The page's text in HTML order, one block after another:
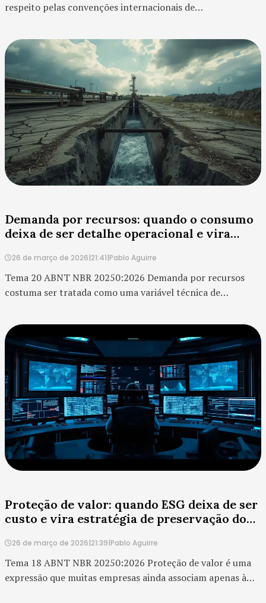
respeito pelas convenções internacionais de
como itens formais de compliance. A organização verifica
se está dentro da lei, revisa políticas internas, atualiza
contratos e registra treinamentos. Isso é importante, mas
não suficiente. No contexto do ESG, esse...
Demanda por recursos: quando o consumo
deixa de ser detalhe operacional e vira
26 de março de 2026|21:41|Pablo Aguirre
Tema 20 ABNT NBR 20250:2026 Demanda por recursos
costuma ser tratada como uma variável técnica de
solo, biomassa, logística e capacidade operacional entram
na conta como elementos de custo e disponibilidade. Mas
essa leitura é limitada. No contexto do ESG, a demanda por
recursos revela o quanto a empr...
Proteção de valor: quando ESG deixa de ser
custo e vira estratégia de preservação do
26 de março de 2026|21:39|Pablo Aguirre
Tema 18 ABNT NBR 20250:2026 Proteção de valor é uma
expressão que muitas empresas ainda associam apenas à